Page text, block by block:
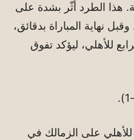
هذا الطرد أثّر بشدة على
نهاية المباراة بدقائق،
للأهلي، ليؤكد تفوق
على الزمالك في